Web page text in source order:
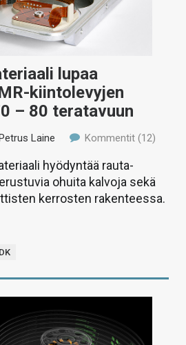
lupaa
kiintolevyjen
– 80 teratavuun
Laine Kommentit (12)
hyödyntää rauta-
ohuita kalvoja sekä
kerrosten rakenteessa.